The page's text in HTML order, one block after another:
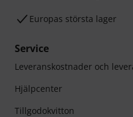
Europas största lager
Service
Leveranskostnader och
Hjälpcenter
Tillgodokvitton